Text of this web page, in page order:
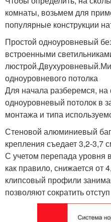
комнаты, возьмем для
популярные конструкции
Простой одноуровневый
встроенными
одноуровневого потолка
Для начала разберемся, на
одноуровневый потолок в
монтажа и типа
Стеновой алюминиевый
крепления съедает 3,2-3,7
С учетом перепада уровня
как правило, снижается от
клипсовый профили
позволяют сократить